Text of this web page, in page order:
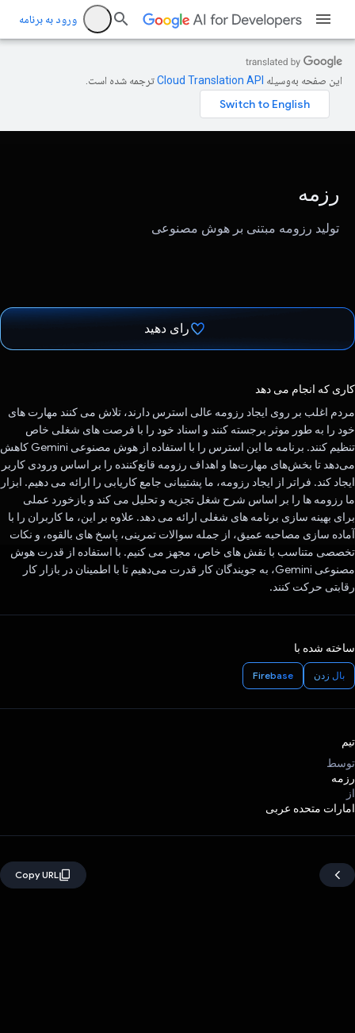
ورود به برنامه
این صفحه به‌وسیله ترجمه شده است.
رزمه
تولید رزومه مبتنی بر هوش مصنوعی
رای دهید
کاری که انجام می دهد
مردم اغلب بر روی ایجاد رزومه عالی استرس دارند، تلاش می کنند مهارت های
خود را به طور موثر برجسته کنند و اسناد خود را با فرصت های شغلی خاص
تنظیم کنند. برنامه ما این استرس را با استفاده از هوش مصنوعی Gemini کاهش
می‌دهد تا بخش‌های مهارت‌ها و اهداف رزومه قانع‌کننده را بر اساس ورودی کاربر
ایجاد کند. فراتر از ایجاد رزومه، ما پشتیبانی جامع کاریابی را ارائه می دهیم. ابزار
ما رزومه ها را بر اساس شرح شغل تجزیه و تحلیل می کند و بازخورد عملی
برای بهینه سازی برنامه های شغلی ارائه می دهد. علاوه بر این، ما کاربران را با
آماده سازی مصاحبه عمیق، از جمله سوالات تمرینی، پاسخ های بالقوه، و نکات
تخصصی متناسب با نقش های خاص، مجهز می کنیم. با استفاده از قدرت هوش
مصنوعی Gemini، به جویندگان کار قدرت می‌دهیم تا با اطمینان در بازار کار
رقابتی حرکت کنند.
ساخته شده با
بال زدن Firebase
تیم
توسط
رزمه
از
امارات متحده عربی